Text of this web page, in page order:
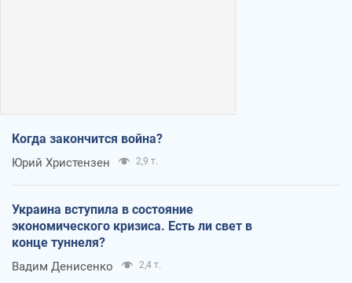
Когда закончится война?
Юрий Христензен 2,9 т.
Украина вступила в состояние
экономического кризиса. Есть ли свет в
конце туннеля?
Вадим Денисенко 2,4 т.